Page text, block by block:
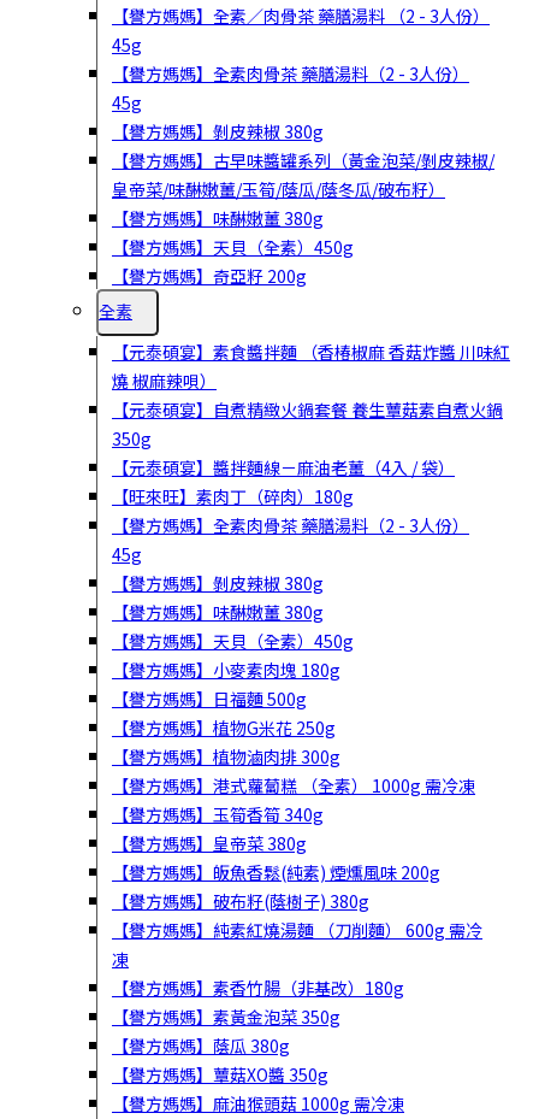
【譽方媽媽】全素／肉骨茶 藥膳湯料 （2 - 3人份）
45g
【譽方媽媽】全素肉骨茶 藥膳湯料（2 - 3人份）
45g
【譽方媽媽】剝皮辣椒 380g
【譽方媽媽】古早味醬罐系列（黃金泡菜/剝皮辣椒/
皇帝菜/味醂嫩薑/玉筍/蔭瓜/蔭冬瓜/破布籽）
【譽方媽媽】味醂嫩薑 380g
【譽方媽媽】天貝（全素）450g
【譽方媽媽】奇亞籽 200g
全素
【元泰碩宴】素食醬拌麵 （香椿椒麻 香菇炸醬 川味紅
燒 椒麻辣唄）
【元泰碩宴】自煮精緻火鍋套餐 養生蕈菇素自煮火鍋
350g
【元泰碩宴】醬拌麵線－麻油老薑（4入 / 袋）
【旺來旺】素肉丁（碎肉）180g
【譽方媽媽】全素肉骨茶 藥膳湯料（2 - 3人份）
45g
【譽方媽媽】剝皮辣椒 380g
【譽方媽媽】味醂嫩薑 380g
【譽方媽媽】天貝（全素）450g
【譽方媽媽】小麥素肉塊 180g
【譽方媽媽】日福麵 500g
【譽方媽媽】植物G米花 250g
【譽方媽媽】植物滷肉排 300g
【譽方媽媽】港式蘿蔔糕 （全素） 1000g 需冷凍
【譽方媽媽】玉筍香筍 340g
【譽方媽媽】皇帝菜 380g
【譽方媽媽】皈魚香鬆(純素) 煙燻風味 200g
【譽方媽媽】破布籽(蔭樹子) 380g
【譽方媽媽】純素紅燒湯麵 （刀削麵） 600g 需冷
凍
【譽方媽媽】素香竹腸（非基改）180g
【譽方媽媽】素黃金泡菜 350g
【譽方媽媽】蔭瓜 380g
【譽方媽媽】蕈菇XO醬 350g
【譽方媽媽】麻油猴頭菇 1000g 需冷凍